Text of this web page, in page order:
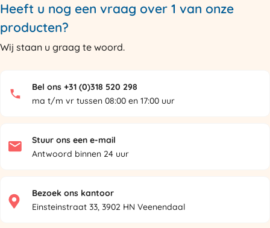
Heeft u nog een vraag over 1 van onze
producten?
Wij staan u graag te woord.
Bel ons +31 (0)318 520 298
ma t/m vr tussen 08:00 en 17:00 uur
Stuur ons een e-mail
Antwoord binnen 24 uur
Bezoek ons kantoor
Einsteinstraat 33, 3902 HN Veenendaal